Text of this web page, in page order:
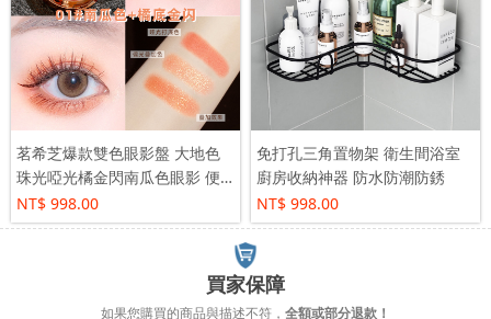
茗希芝爆款雙色眼影盤 大地色
珠光啞光橘金閃南瓜色眼影 便
攜小盤美妝
NT$ 998.00
免打孔三角置物架 衛生間浴室
廚房收納神器 防水防潮防銹
NT$ 998.00
買家保障
如果您購買的商品與描述不符， 全額或部分退款！